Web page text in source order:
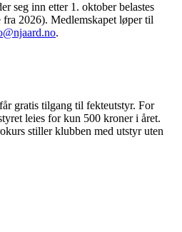
seg inn etter 1. oktober belastes
2026). Medlemskapet løper til
.
gratis tilgang til fekteutstyr. For
leies for kun 500 kroner i året.
stiller klubben med utstyr uten